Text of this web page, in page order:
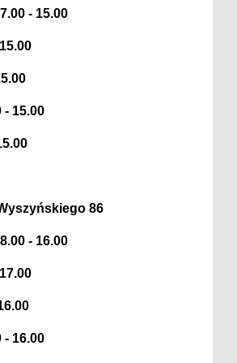
7.00 - 15.00
- 15.00
- 15.00
7.00 - 15.00
- 15.00
86
- 16.00
- 16.00